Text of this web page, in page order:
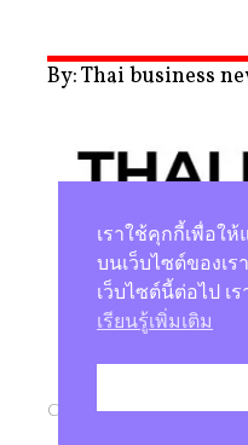
By: Thai business
นโยบายความเป็นส่วนตั
Copyright © 2026 |Studio
เราใช้คุกกี้เพื่อใ
บนเว็บไซต์ของเ
เว็บไซต์นี้ต่อไป
เรียนรู้เพิ่มเติม